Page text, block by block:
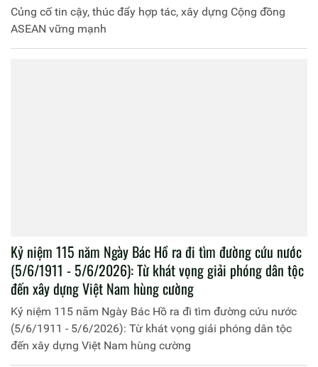
Củng cố tin cậy, thúc đẩy hợp tác, xây dựng Cộng đồng
ASEAN vững mạnh
Kỷ niệm 115 năm Ngày Bác Hồ ra đi tìm đường cứu nước
(5/6/1911 - 5/6/2026): Từ khát vọng giải phóng dân tộc
đến xây dựng Việt Nam hùng cường
Kỷ niệm 115 năm Ngày Bác Hồ ra đi tìm đường cứu nước
(5/6/1911 - 5/6/2026): Từ khát vọng giải phóng dân tộc
đến xây dựng Việt Nam hùng cường